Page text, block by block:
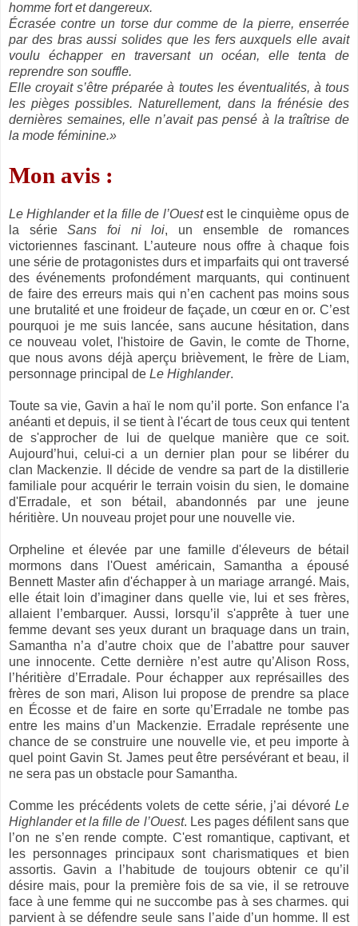
homme fort et dangereux.
Écrasée contre un torse dur comme de la pierre, enserrée
par des bras aussi solides que les fers auxquels elle avait
voulu échapper en traversant un océan, elle tenta de
reprendre son souffle.
Elle croyait s’être préparée à toutes les éventualités, à tous
les pièges possibles. Naturellement, dans la frénésie des
dernières semaines, elle n’avait pas pensé à la traîtrise de
la mode féminine.»
Mon avis :
Le Highlander et la fille de l’Ouestest le cinquième opus de
la sérieSans foi ni loi, un ensemble de romances
victoriennes fascinant. L’auteure nous offre à chaque fois
une série de protagonistes durs et imparfaits qui ont traversé
des événements profondément marquants, qui continuent
de faire des erreurs mais qui n’en cachent pas moins sous
une brutalité et une froideur de façade, un cœur en or. C’est
pourquoi je me suis lancée, sans aucune hésitation, dans
ce nouveau volet, l'histoire de Gavin, le comte de Thorne,
que nous avons déjà aperçu brièvement, le frère de Liam,
personnage principal de Le Highlander.
Toute sa vie, Gavin a haï le nom qu’il porte. Son enfance l'a
anéanti et depuis, il se tient à l'écart de tous ceux qui tentent
de s'approcher de lui de quelque manière que ce soit.
Aujourd’hui, celui-ci a un dernier plan pour se libérer du
clan Mackenzie. Il décide de vendre sa part de la distillerie
familiale pour acquérir le terrain voisin du sien, le domaine
d'Erradale, et son bétail, abandonnés par une jeune
héritière. Un nouveau projet pour une nouvelle vie.
Orpheline et élevée par une famille d'éleveurs de bétail
mormons dans l'Ouest américain, Samantha a épousé
Bennett Master afin d'échapper à un mariage arrangé. Mais,
elle était loin d’imaginer dans quelle vie, lui et ses frères,
allaient l’embarquer. Aussi, lorsqu’il s'apprête à tuer une
femme devant ses yeux durant un braquage dans un train,
Samantha n’a d’autre choix que de l’abattre pour sauver
une innocente. Cette dernière n’est autre qu’Alison Ross,
l’héritière d’Erradale. Pour échapper aux représailles des
frères de son mari, Alison lui propose de prendre sa place
en Écosse et de faire en sorte qu’Erradale ne tombe pas
entre les mains d’un Mackenzie. Erradale représente une
chance de se construire une nouvelle vie, et peu importe à
quel point Gavin St. James peut être persévérant et beau, il
ne sera pas un obstacle pour Samantha.
Comme les précédents volets de cette série, j’ai dévoré Le
Highlander et la fille de l’Ouest. Les pages défilent sans que
l’on ne s’en rende compte. C'est romantique, captivant, et
les personnages principaux sont charismatiques et bien
assortis. Gavin a l’habitude de toujours obtenir ce qu’il
désire mais, pour la première fois de sa vie, il se retrouve
face à une femme qui ne succombe pas à ses charmes. qui
parvient à se défendre seule sans l’aide d’un homme. Il est